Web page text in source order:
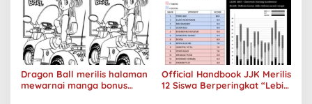
Dragon Ball merilis halaman
mewarnai manga bonus
Official Handbook JJK Merilis
12 Siswa Berperingkat “Lebih